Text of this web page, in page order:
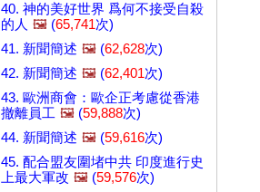
40. 神的美好世界 爲何不接受自殺
的人 🖼️ (65,741次)
41. 新聞簡述 🖼️ (62,628次)
42. 新聞簡述 🖼️ (62,401次)
43. 歐洲商會：歐企正考慮從香港
撤離員工 🖼️ (59,888次)
44. 新聞簡述 🖼️ (59,616次)
45. 配合盟友圍堵中共 印度進行史
上最大軍改 🖼️ (59,576次)